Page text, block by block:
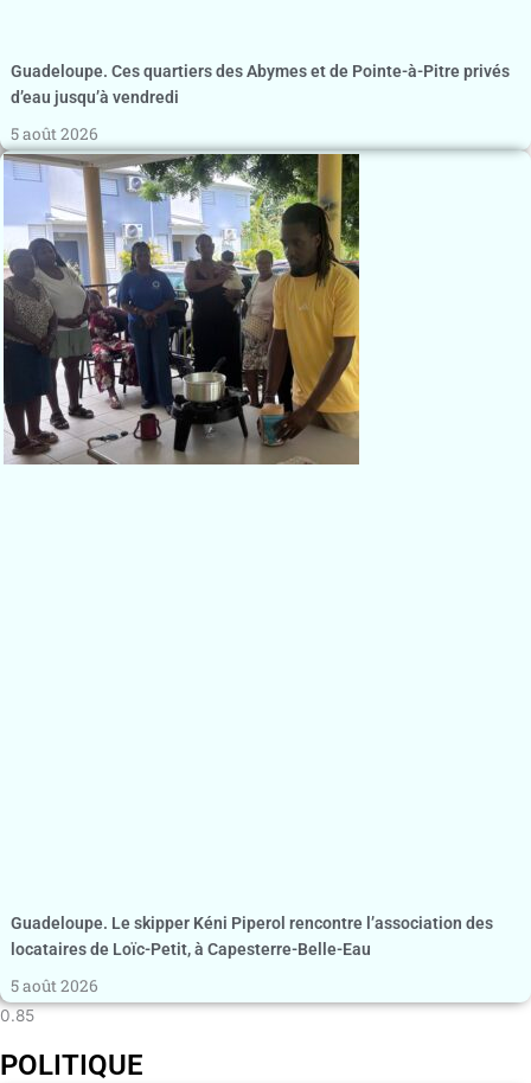
Guadeloupe. Ces quartiers des Abymes et de Pointe-à-Pitre privés
d’eau jusqu’à vendredi
5 août 2026
Guadeloupe. Le skipper Kéni Piperol rencontre l’association des
locataires de Loïc-Petit, à Capesterre-Belle-Eau
5 août 2026
POLITIQUE